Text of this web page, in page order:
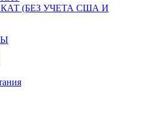
(БЕЗ УЧЕТА США И